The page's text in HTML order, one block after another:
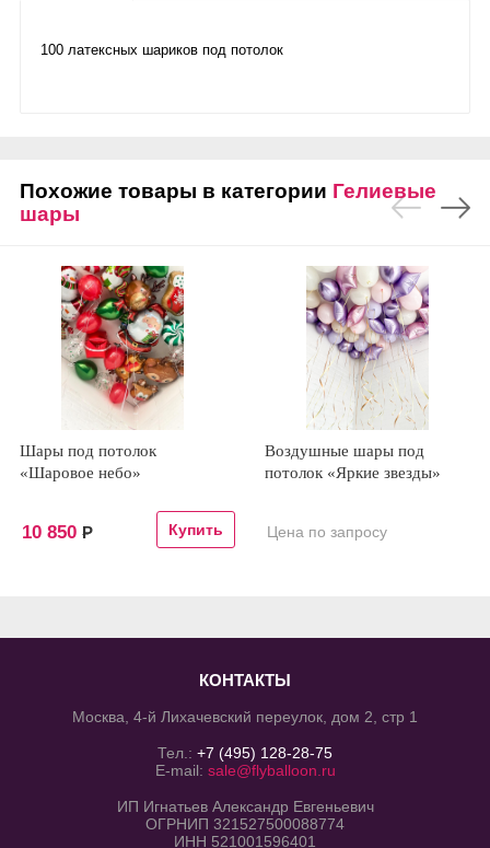
100 латексных шариков под потолок
Похожие товары в категории Гелиевые
шары
Шары под потолок
«Шаровое небо»
10 850 Р
Воздушные шары под
потолок «Яркие звезды»
Цена по запросу
КОНТАКТЫ
Москва, 4-й Лихачевский переулок, дом 2, стр 1
Тел.: +7 (495) 128-28-75
E-mail: sale@flyballoon.ru
ИП Игнатьев Александр Евгеньевич
ОГРНИП 321527500088774
ИНН 521001596401